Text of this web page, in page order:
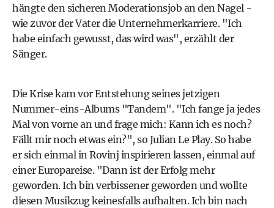
hängte den sicheren Moderationsjob an den Nagel -
wie zuvor der Vater die Unternehmerkarriere. "Ich
habe einfach gewusst, das wird was", erzählt der
Sänger.
Die Krise kam vor Entstehung seines jetzigen
Nummer-eins-Albums "Tandem". "Ich fange ja jedes
Mal von vorne an und frage mich: Kann ich es noch?
Fällt mir noch etwas ein?", so Julian Le Play. So habe
er sich einmal in Rovinj inspirieren lassen, einmal auf
einer Europareise. "Dann ist der Erfolg mehr
geworden. Ich bin verbissener geworden und wollte
diesen Musikzug keinesfalls aufhalten. Ich bin nach